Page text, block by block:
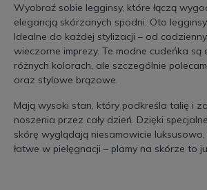
Wyobraź sobie legginsy, które łączą
elegancją skórzanych spodni. Oto
Idealne do każdej stylizacji – od
wieczorne imprezy. Te modne cudeńka są
różnych kolorach, ale szczególnie
oraz stylowe brązowe.
Mają wysoki stan, który podkreśla talię i
noszenia przez cały dzień. Dzięki
skórę wyglądają niesamowicie
łatwe w pielęgnacji – plamy na skórze to